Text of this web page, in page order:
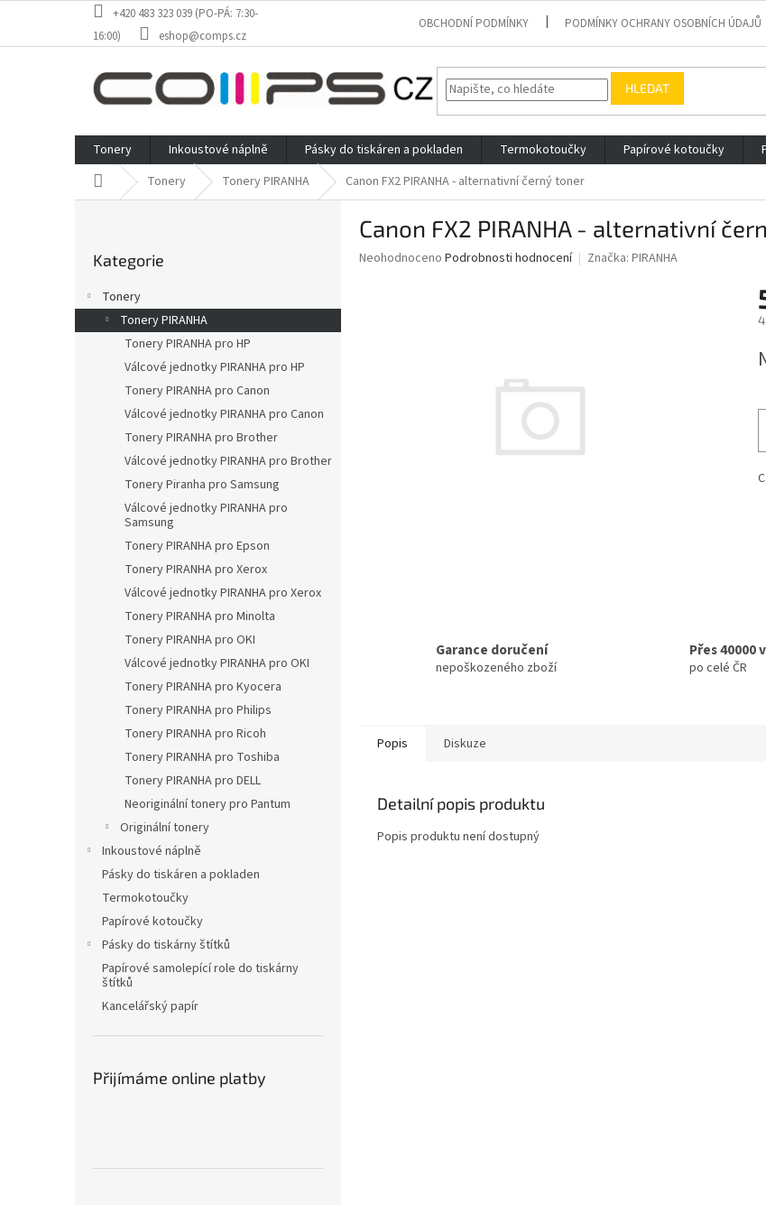
obsah
+420 483 323 039 (PO-PÁ: 7:30-
16:00)
eshop@comps.cz
OBCHODNÍ PODMÍNKY PODMÍNKY OCHRANY OSOBNÍCH ÚDAJŮ
HLEDAT
Tonery Inkoustové náplně Pásky do tiskáren a pokladen Termokotoučky Papírové kotoučky
Domů Tonery Tonery PIRANHA Canon FX2 PIRANHA - alternativní černý toner
a
n
kategorie
Kategorie
Tonery
Tonery PIRANHA
Tonery PIRANHA pro HP
Válcové jednotky PIRANHA pro HP
Tonery PIRANHA pro Canon
Válcové jednotky PIRANHA pro Canon
Tonery PIRANHA pro Brother
Válcové jednotky PIRANHA pro Brother
Tonery Piranha pro Samsung
Válcové jednotky PIRANHA pro
Samsung
Tonery PIRANHA pro Epson
Tonery PIRANHA pro Xerox
Válcové jednotky PIRANHA pro Xerox
Tonery PIRANHA pro Minolta
Tonery PIRANHA pro OKI
Válcové jednotky PIRANHA pro OKI
Tonery PIRANHA pro Kyocera
Tonery PIRANHA pro Philips
Tonery PIRANHA pro Ricoh
Tonery PIRANHA pro Toshiba
Tonery PIRANHA pro DELL
Neoriginální tonery pro Pantum
Originální tonery
Inkoustové náplně
Pásky do tiskáren a pokladen
Termokotoučky
Papírové kotoučky
Pásky do tiskárny štítků
Papírové samolepící role do tiskárny
štítků
Kancelářský papír
Přijímáme online platby
Canon FX2 PIRANHA - alternativní
Průměrné
Neohodnoceno Podrobnosti hodnocení Značka: PIRANHA
Garance doručení
nepoškozeného zboží
Přes 40000
po celé ČR
Popis Diskuze
Detailní popis produktu
Popis produktu není dostupný